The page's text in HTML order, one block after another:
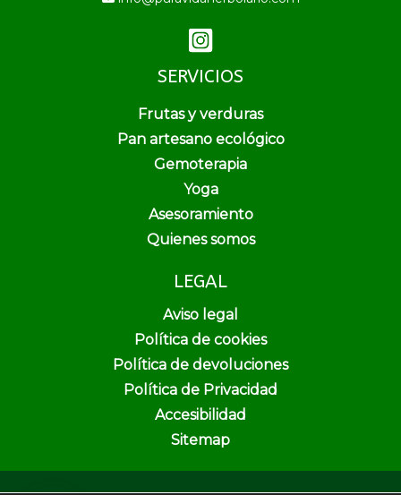
SERVICIOS
Frutas y verduras
Pan artesano ecológico
Gemoterapia
Yoga
Asesoramiento
Quienes somos
LEGAL
Aviso legal
Política de cookies
Política de devoluciones
Política de Privacidad
Accesibilidad
Sitemap